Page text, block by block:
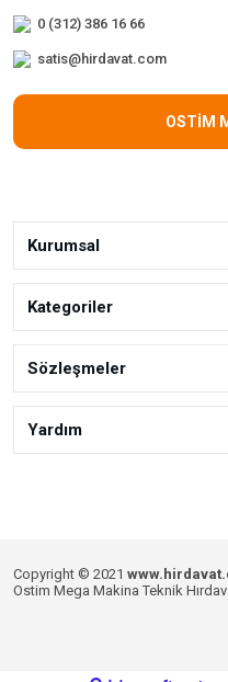
0 (312) 386 16 66
satis@hirdavat.com
OSTİM
Kurumsal
Kategoriler
Sözleşmeler
Yardım
Copyright © 2021
Ostim Mega Makina Teknik